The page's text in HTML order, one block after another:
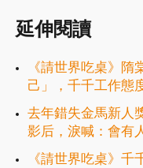
延伸閱讀
《請世界吃桌》
己」，千千工作態
去年錯失金馬新人
影后，淚喊：會有
《請世界吃桌》